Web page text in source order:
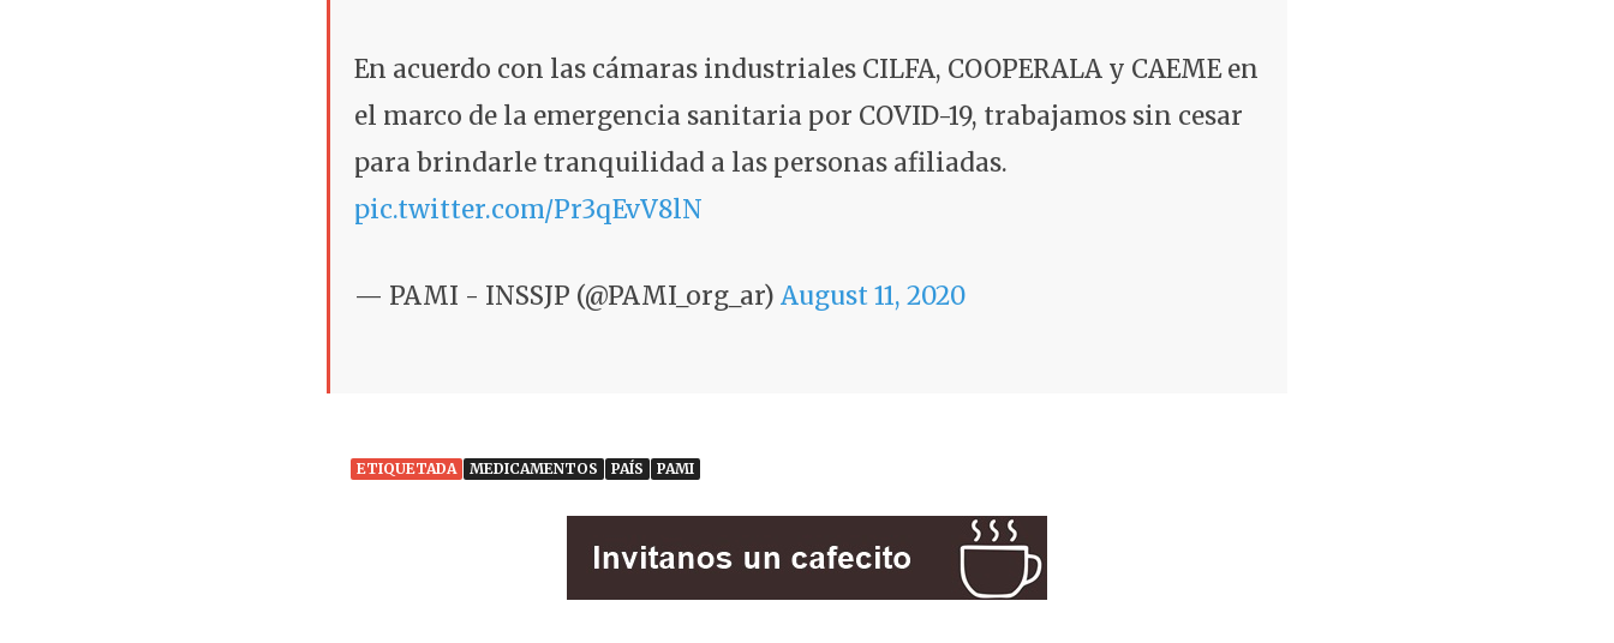
En acuerdo con las cámaras industriales CILFA, COOPERALA y CAEME en
el marco de la emergencia sanitaria por COVID-19, trabajamos sin cesar
para brindarle tranquilidad a las personas afiliadas.
pic.twitter.com/Pr3qEvV8lN
— PAMI - INSSJP (@PAMI_org_ar) August 11, 2020
ETIQUETADA MEDICAMENTOS PAÍS PAMI